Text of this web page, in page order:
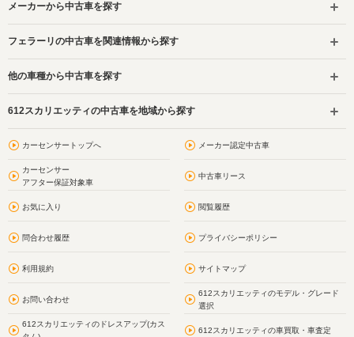
メーカーから中古車を探す
フェラーリの中古車を関連情報から探す
他の車種から中古車を探す
612スカリエッティの中古車を地域から探す
カーセンサートップへ メーカー認定中古車
カーセンサー
アフター保証対象車
中古車リース
お気に入り 閲覧履歴
問合わせ履歴 プライバシーポリシー
利用規約 サイトマップ
お問い合わせ
612スカリエッティのモデル・グレード
選択
612スカリエッティのドレスアップ(カス
612スカリエッティの車買取・車査定